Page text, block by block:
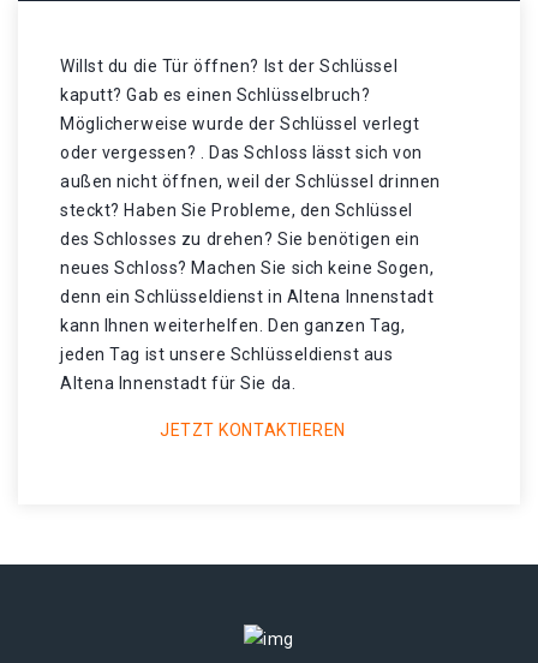
Willst du die Tür öffnen? Ist der Schlüssel
kaputt? Gab es einen Schlüsselbruch?
Möglicherweise wurde der Schlüssel verlegt
oder vergessen? . Das Schloss lässt sich von
außen nicht öffnen, weil der Schlüssel drinnen
steckt? Haben Sie Probleme, den Schlüssel
des Schlosses zu drehen? Sie benötigen ein
neues Schloss? Machen Sie sich keine Sogen,
denn ein Schlüsseldienst in Altena Innenstadt
kann Ihnen weiterhelfen. Den ganzen Tag,
jeden Tag ist unsere Schlüsseldienst aus
Altena Innenstadt für Sie da.
JETZT KONTAKTIEREN